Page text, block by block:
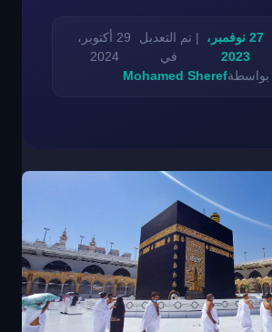
27 نوفمبر،
2023
| تم التعديل
في
29 أكتوبر،
2024
بواسطةMohamed Sheref